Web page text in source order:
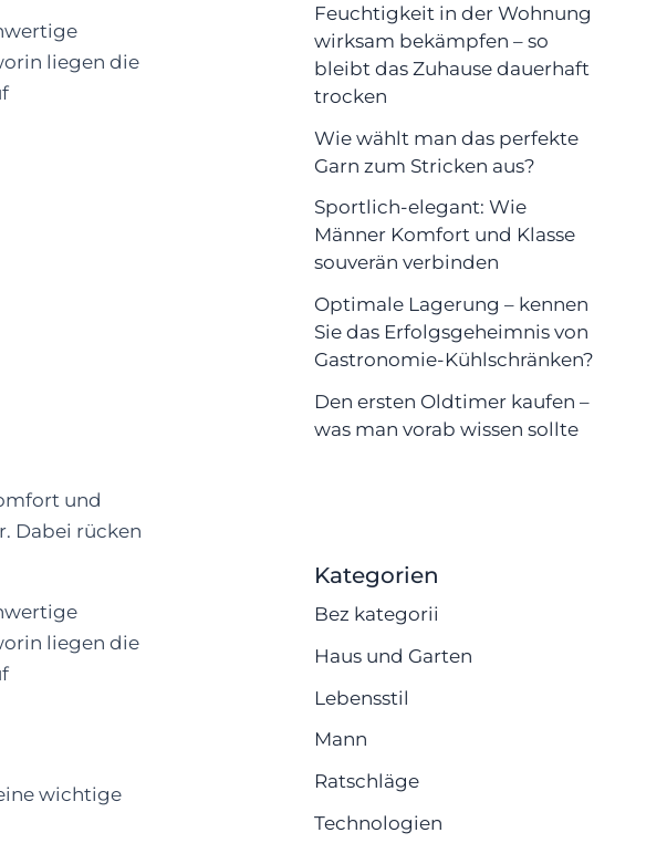
liegen die
und
Dabei rücken
liegen die
wichtige
Feuchtigkeit in der Wohnung
wirksam bekämpfen – so
bleibt das Zuhause dauerhaft
trocken
Wie wählt man das perfekte
Garn zum Stricken aus?
Sportlich-elegant: Wie
Männer Komfort und Klasse
souverän verbinden
Optimale Lagerung – kennen
Sie das Erfolgsgeheimnis von
Gastronomie-Kühlschränken?
Den ersten Oldtimer kaufen –
was man vorab wissen sollte
Kategorien
Bez kategorii
Haus und Garten
Lebensstil
Mann
Ratschläge
Technologien